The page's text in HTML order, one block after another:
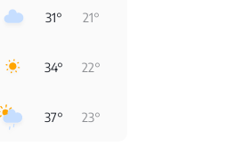
31° 21°
34° 22°
37° 23°